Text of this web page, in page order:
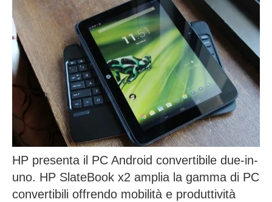
HP presenta il PC Android convertibile due-in-
uno. HP SlateBook x2 amplia la gamma di PC
convertibili offrendo mobilità e produttività